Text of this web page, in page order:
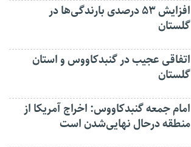
افزایش ۵۳ درصدی بارندگی‌ها در
گلستان
اتفاقی عجیب در‌ گنبدکاووس و استان
گلستان
امام جمعه گنبدکاووس: اخراج آمریکا از
منطقه درحال نهایی‌شدن است